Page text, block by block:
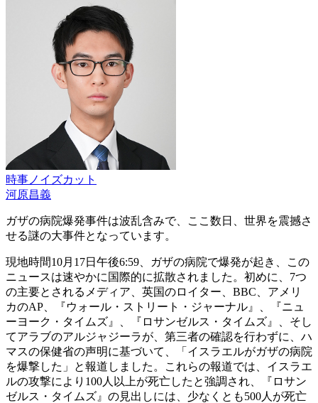
時事ノイズカット
河原昌義
ガザの病院爆発事件は波乱含みで、ここ数日、世界を震撼さ
せる謎の大事件となっています。
現地時間10月17日午後6:59、ガザの病院で爆発が起き、この
ニュースは速やかに国際的に拡散されました。初めに、7つ
の主要とされるメディア、英国のロイター、BBC、アメリ
カのAP、『ウォール・ストリート・ジャーナル』、『ニュ
ーヨーク・タイムズ』、『ロサンゼルス・タイムズ』、そし
てアラブのアルジャジーラが、第三者の確認を行わずに、ハ
マスの保健省の声明に基づいて、「イスラエルがガザの病院
を爆撃した」と報道しました。これらの報道では、イスラエ
ルの攻撃により100人以上が死亡したと強調され、『ロサン
ゼルス・タイムズ』の見出しには、少なくとも500人が死亡